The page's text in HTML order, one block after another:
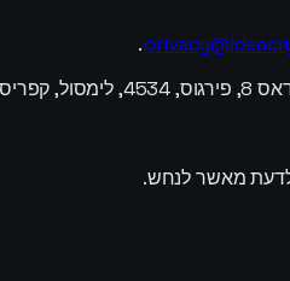
.
לדעת מאשר לנחש.